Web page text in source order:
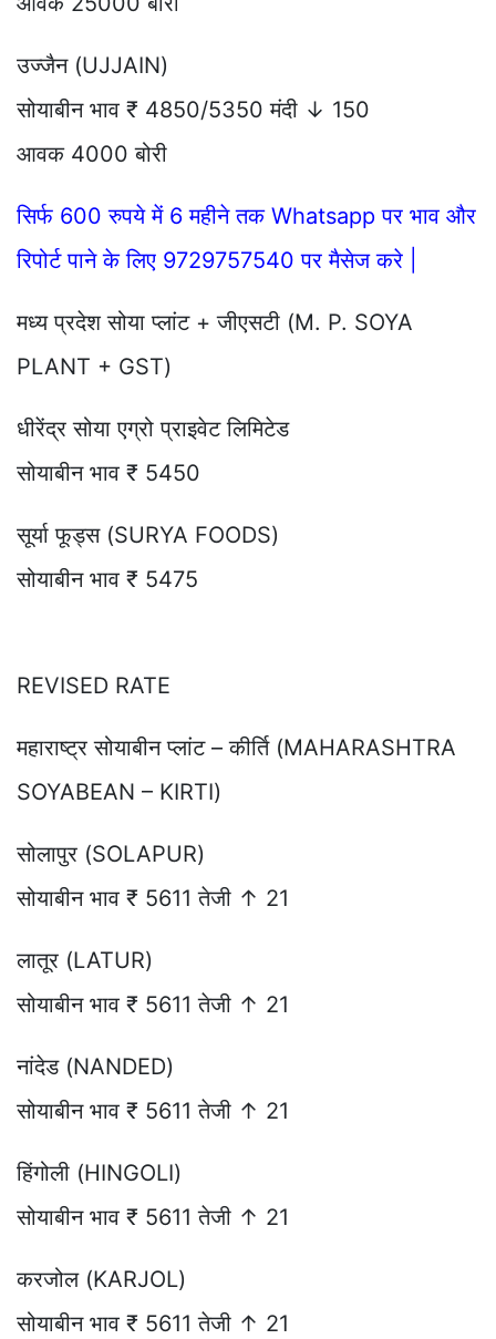
उज्जैन (UJJAIN)
सोयाबीन भाव ₹ 4850/5350 मंदी ↓ 150
आवक 4000 बोरी
सिर्फ 600 रुपये में 6 महीने तक Whatsapp पर भाव और
रिपोर्ट पाने के लिए 9729757540 पर मैसेज करे |
मध्य प्रदेश सोया प्लांट + जीएसटी (M. P. SOYA
PLANT + GST)
धीरेंद्र सोया एग्रो प्राइवेट लिमिटेड
सोयाबीन भाव ₹ 5450
सूर्या फूड्स (SURYA FOODS)
सोयाबीन भाव ₹ 5475
REVISED RATE
महाराष्ट्र सोयाबीन प्लांट – कीर्ति (MAHARASHTRA
SOYABEAN – KIRTI)
सोलापुर (SOLAPUR)
सोयाबीन भाव ₹ 5611 तेजी ↑ 21
लातूर (LATUR)
सोयाबीन भाव ₹ 5611 तेजी ↑ 21
नांदेड (NANDED)
सोयाबीन भाव ₹ 5611 तेजी ↑ 21
हिंगोली (HINGOLI)
सोयाबीन भाव ₹ 5611 तेजी ↑ 21
करजोल (KARJOL)
सोयाबीन भाव ₹ 5611 तेजी ↑ 21